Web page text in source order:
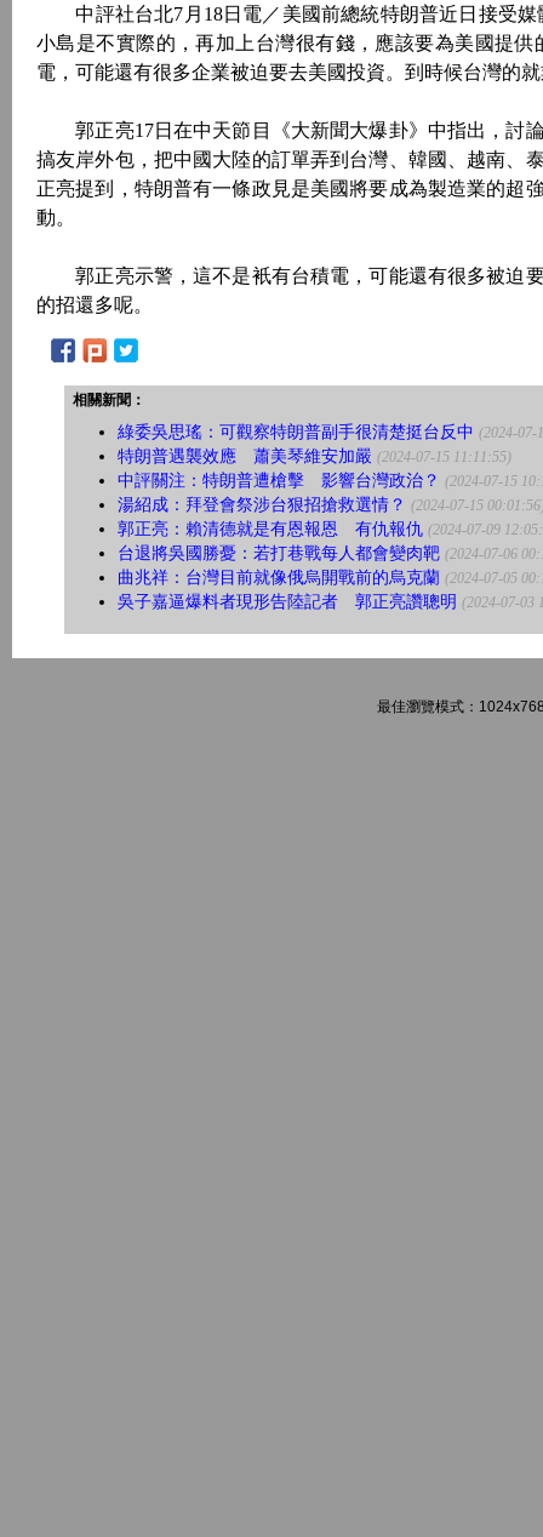
中評社台北7月18日電／美國前總統特朗普近日接受媒
小島是不實際的，再加上台灣很有錢，應該要為美國提
電，可能還有很多企業被迫要去美國投資。到時候台灣的
郭正亮17日在中天節目《大新聞大爆卦》中指出，討
搞友岸外包，把中國大陸的訂單弄到台灣、韓國、越南、
正亮提到，特朗普有一條政見是美國將要成為製造業的超
動。
郭正亮示警，這不是衹有台積電，可能還有很多被迫
的招還多呢。
相關新聞：
綠委吳思瑤：可觀察特朗普副手很清楚挺台反中 (2024-07-
特朗普遇襲效應 蕭美琴維安加嚴 (2024-07-15 11:11:55)
中評關注：特朗普遭槍擊 影響台灣政治？ (2024-07-15
湯紹成：拜登會祭涉台狠招搶救選情？ (2024-07-15
郭正亮：賴清德就是有恩報恩 有仇報仇 (2024-07-09
台退將吳國勝憂：若打巷戰每人都會變肉靶 (2024-07-06
曲兆祥：台灣目前就像俄烏開戰前的烏克蘭 (2024-07-05
吳子嘉逼爆料者現形告陸記者 郭正亮讚聰明 (2024-07-03
最佳瀏覽模式：